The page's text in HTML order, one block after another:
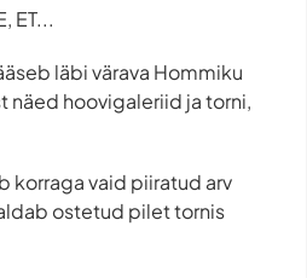
ET...
läbi värava Hommiku
näed hoovigaleriid ja torni,
korraga vaid piiratud arv
ostetud pilet tornis